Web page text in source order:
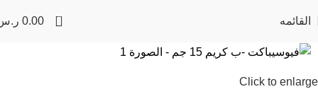
القائمه 0
0.00
Click to enlarge